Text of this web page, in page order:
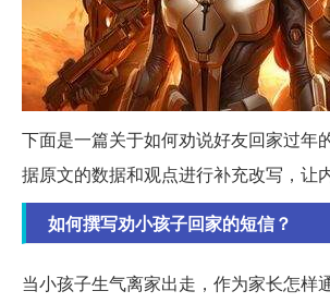
下面是一篇关于如何劝说好友回家过年
据原文的数据和观点进行补充改写，让
如何撰写劝小孩子回家的短信？
当小孩子生气离家出走，作为家长怎样